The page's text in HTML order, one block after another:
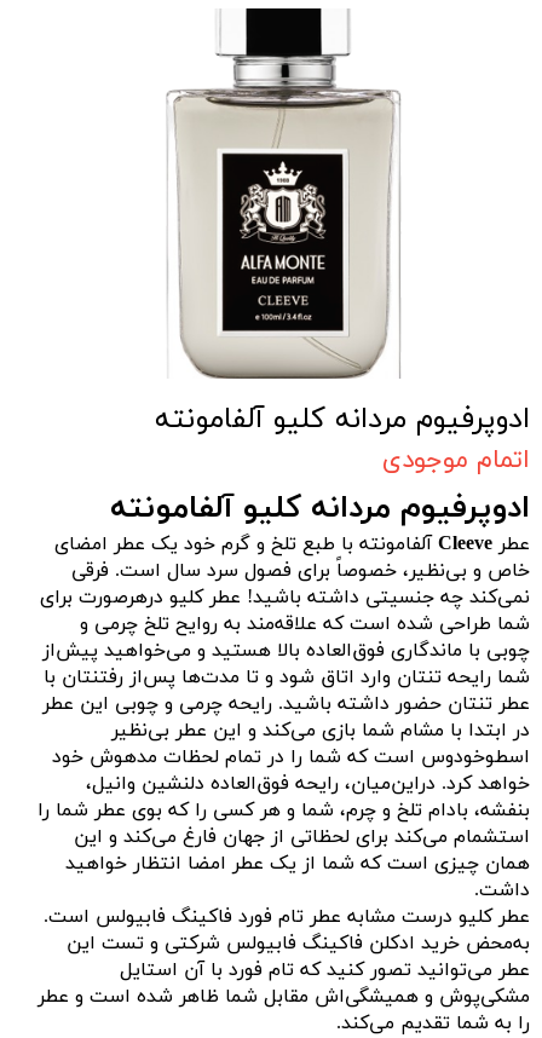
ادوپرفیوم مردانه کلیو آلفامونته
اتمام موجودی
ادوپرفیوم مردانه کلیو آلفامونته
عطر Cleeveآلفامونته با طبع تلخ و گرم خود یک عطر امضای
خاص و بی‌نظیر، خصوصاً برای فصول سرد سال است. فرقی
نمی‌کند چه جنسیتی داشته باشید! عطر کلیو درهرصورت برای
شما طراحی شده است که علاقه‌مند به روایح تلخ چرمی و
چوبی با ماندگاری فوق‌العاده بالا هستید و می‌خواهید پیش‌از
شما رایحه تنتان وارد اتاق شود و تا مدت‌ها پس‌از رفتنتان با
عطر تنتان حضور داشته باشید. رایحه چرمی و چوبی این عطر
در ابتدا با مشام شما بازی می‌کند و این عطر بی‌نظیر
اسطوخودوس است که شما را در تمام لحظات مدهوش خود
خواهد کرد. دراین‌میان، رایحه فوق‌العاده دلنشین وانیل،
بنفشه، بادام تلخ و چرم، شما و هر کسی را که بوی عطر شما را
استشمام می‌کند برای لحظاتی از جهان فارغ می‌کند و این
همان چیزی است که شما از یک عطر امضا انتظار خواهید
داشت.
عطر کلیو درست مشابه عطر تام فورد فاکینگ فابیولس است.
به‌محض خرید ادکلن فاکینگ فابیولس شرکتی و تست این
عطر می‌توانید تصور کنید که تام فورد با آن استایل
مشکی‌پوش و همیشگی‌اش مقابل شما ظاهر شده است و عطر
را به شما تقدیم می‌کند.